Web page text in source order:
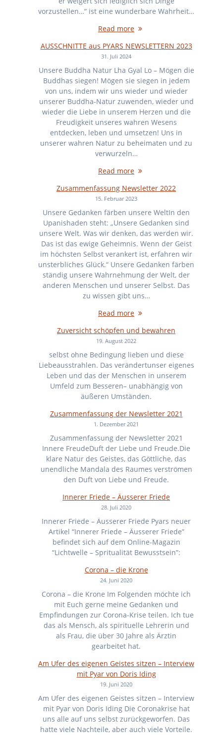
vorzustellen…“ ist eine wunderbare Wahrheit…
Read more
AUSSCHNITTE aus PYARS NEWSLETTERN 2023
31. Juli 2024
Unsere Buddha Natur Lha Gyal Lo – Mögen die
Buddhas siegen! Mögen sie siegen in jedem
von uns, indem wir uns wieder und wieder
unserer Buddha-Natur zuwenden, wieder und
wieder die Liebe in unserem Herzen und die
Freudigkeit unseres wahren Wesens
entdecken, leben und umsetzen! Uns in
unserer wahren Natur zu beheimaten und zu
verwurzeln…
Read more
Zusammenfassung Newsletter 2022
15. Februar 2023
Unsere Gedanken färben unsere WeltIn den
Upanishaden steht: „Unsere Gedanken sind
unsere Welt. Was wir denken, das werden wir.
Das ist das ewige Geheimnis. Wenn der Geist
im höchsten Selbst verankert ist, erfahren wir
unsterbliches Glück.“ Unsere Gedanken färben
ständig unsere Wahrnehmung der Welt, der
anderen Menschen und unserer Selbst. Das
zu wissen gibt uns…
Read more
Zuversicht schöpfen und bewahren
19. August 2022
selbst ohne Bedingung lieben und diese
Liebeausstrahlen. Das verändertunser eigenes
Leben und das der Menschen in unserem
Umfeld zum Besseren– unabhängig von
äußeren Umständen.
Zusammenfassung der Newsletter 2021
1. Dezember 2021
Zusammenfassung der Newsletter 2021
Innere FreudeDuft der Liebe und Freude.Die
klare Natur des Geistes, das Göttliche, das
unendliche Mandala des Raumes verströmen
den Duft von Liebe und Freude.
Innerer Friede – Äusserer Friede
28. Juli 2020
Innerer Friede – Äusserer Friede Pyars neuer
Artikel “Innerer Friede – Äusserer Friede”
befindet sich auf dem Online-Magazin
“Lichtwelle – Spritualität Bewusstsein”:
Corona – die Krone
24. Juni 2020
Corona – die Krone Im Folgenden möchte ich
mit Euch gerne meine Gedanken und
Empfindungen zur Corona-Krise teilen. Ich tue
das als Mensch, als spirituelle Lehrerin und
als Frau, die über 30 Jahre als Ärztin
gearbeitet hat.
Am Ufer des eigenen Geistes sitzen – Interview
mit Pyar von Doris Iding
19. Juni 2020
Am Ufer des eigenen Geistes sitzen – Interview
mit Pyar von Doris Iding Die Coronakrise hat
uns alle auf uns selbst zurückgeworfen. Das
hatte viele Nachteile, aber auch viele Vorteile.